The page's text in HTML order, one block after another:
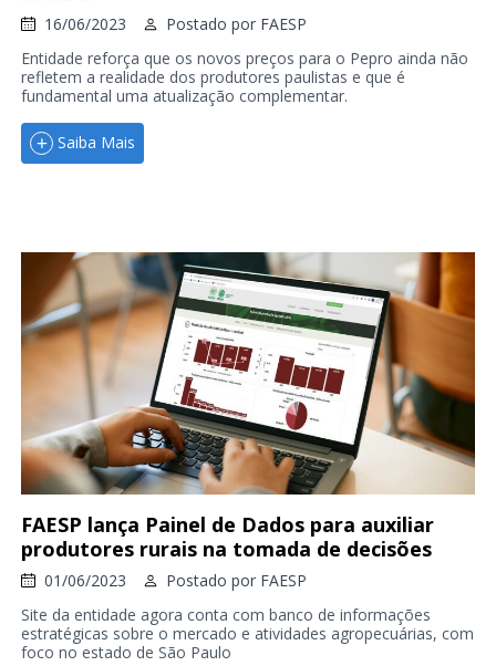
16/06/2023 Postado por FAESP
Entidade reforça que os novos preços para o Pepro ainda não
refletem a realidade dos produtores paulistas e que é
fundamental uma atualização complementar.
Saiba Mais
FAESP lança Painel de Dados para auxiliar
produtores rurais na tomada de decisões
01/06/2023 Postado por FAESP
Site da entidade agora conta com banco de informações
estratégicas sobre o mercado e atividades agropecuárias, com
foco no estado de São Paulo